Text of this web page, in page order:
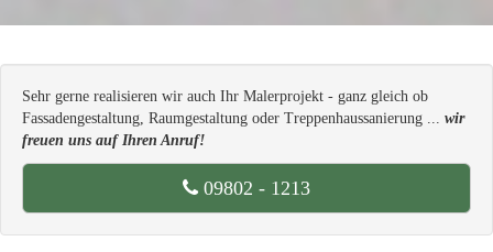
Sehr gerne realisieren wir auch Ihr Malerprojekt - ganz gleich ob
Fassadengestaltung, Raumgestaltung oder Treppenhaussanierung ... wir
freuen uns auf Ihren Anruf!
09802 - 1213